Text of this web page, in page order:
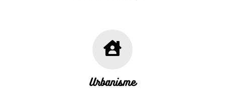
Urbanisme